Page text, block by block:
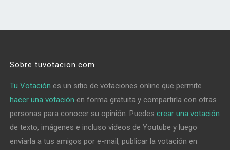
Sobre tuvotacion.com
Tu Votación es un sitio de votaciones online que permite
hacer una votación en forma gratuita y compartirla con otras
personas para conocer su opinión. Puedescrear una votación
de texto, imágenes e incluso videos de Youtube y luego
enviarla a tus amigos por e-mail, publicar la votación en